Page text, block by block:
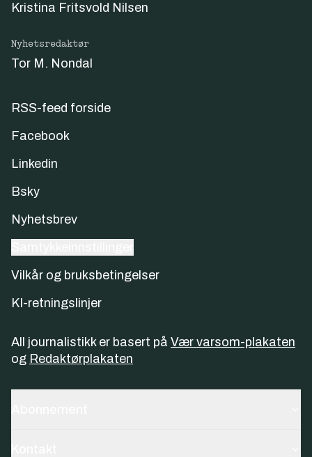
Kristina Fritsvold Nilsen
Nyhetsredaktør
Tor M. Nondal
RSS-feed forside
Facebook
Linkedin
Bsky
Nyhetsbrev
Vilkår og bruksbetingelser
KI-retningslinjer
All journalistikk er basert på Vær varsom-plakaten
og Redaktørplakaten